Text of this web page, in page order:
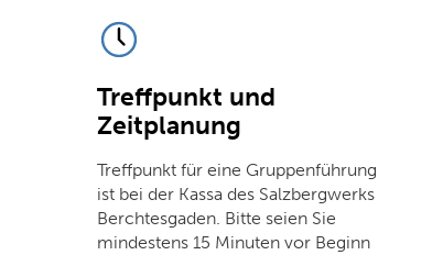
Treffpunkt und
Zeitplanung
Treffpunkt für eine Gruppenführung
ist bei der Kassa des Salzbergwerks
Berchtesgaden. Bitte seien Sie
mindestens 15 Minuten vor Beginn